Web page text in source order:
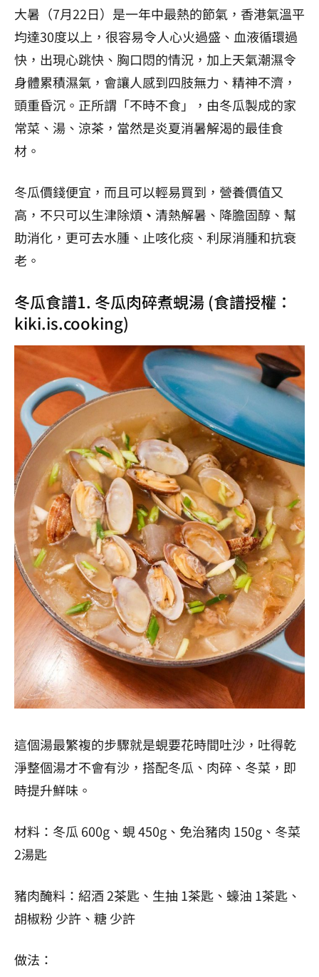
大暑（7月22日）是一年中最熱的節氣，香港氣溫平
均達30度以上，很容易令人心火過盛、血液循環過
快，出現心跳快、胸口悶的情況，加上天氣潮濕令
身體累積濕氣，會讓人感到四肢無力、精神不濟，
頭重昏沉。正所謂「不時不食」，由冬瓜製成的家
常菜、湯、涼茶，當然是炎夏消暑解渴的最佳食
材。
冬瓜價錢便宜，而且可以輕易買到，營養價值又
高，不只可以生津除煩 、 清熱解暑、降膽固醇、幫
助消化，更可去水腫、止咳化痰、利尿消腫和抗衰
老。
冬瓜食譜1. 冬瓜肉碎煮蜆湯 (食譜授權：
kiki.is.cooking)
這個湯最繁複的步驟就是蜆要花時間吐沙，吐得乾
淨整個湯才不會有沙，搭配冬瓜、肉碎、冬菜，即
時提升鮮味。
材料：冬瓜 600g、蜆 450g、免治豬肉 150g、冬菜
2湯匙
豬肉醃料：紹酒 2茶匙、生抽 1茶匙、蠔油 1茶匙、
胡椒粉 少許、糖 少許
做法：